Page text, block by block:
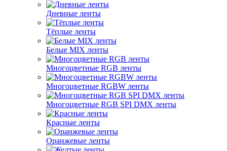
Дневные ленты
Тёплые ленты
Белые MIX ленты
Многоцветные RGB ленты
Многоцветные RGBW ленты
Многоцветные RGB SPI DMX ленты
Красные ленты
Оранжевые ленты